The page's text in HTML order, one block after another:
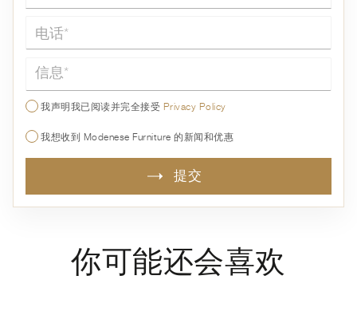
信息*
我声明我已阅读并完全接受 Privacy Policy
我想收到 Modenese Furniture 的新闻和优惠
提交
你可能还会喜欢